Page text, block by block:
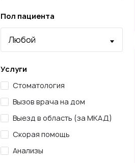
Пол пациента
Услуги
Стоматология
Вызов врача на дом
Выезд в область (за МКАД)
Скорая помощь
Анализы